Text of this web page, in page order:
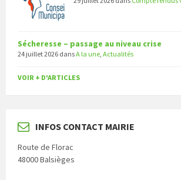
Sécheresse – passage au niveau crise
24 juillet 2026 dansA la une, Actualités
VOIR + D'ARTICLES
INFOS CONTACT MAIRIE
Route de Florac
48000 Balsièges